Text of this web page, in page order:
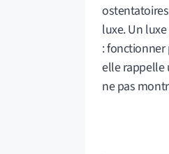
luxe. Un
: fonctionner
elle rappelle
ne pas